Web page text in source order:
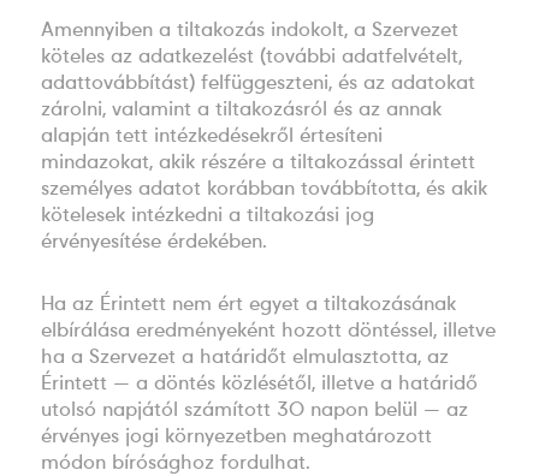
Amennyiben a tiltakozás indokolt, a Szervezet
köteles az adatkezelést (további adatfelvételt,
adattovábbítást) felfüggeszteni, és az adatokat
zárolni, valamint a tiltakozásról és az annak
alapján tett intézkedésekről értesíteni
mindazokat, akik részére a tiltakozással érintett
személyes adatot korábban továbbította, és akik
kötelesek intézkedni a tiltakozási jog
érvényesítése érdekében.
Ha az Érintett nem ért egyet a tiltakozásának
elbírálása eredményeként hozott döntéssel, illetve
ha a Szervezet a határidőt elmulasztotta, az
Érintett — a döntés közlésétől, illetve a határidő
utolsó napjától számított 30 napon belül — az
érvényes jogi környezetben meghatározott
módon bírósághoz fordulhat.